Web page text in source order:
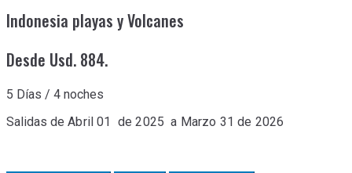
Indonesia playas y Volcanes
Desde Usd. 884.
5 Días / 4 noches
Salidas de Abril 01 de 2025 a Marzo 31 de 2026